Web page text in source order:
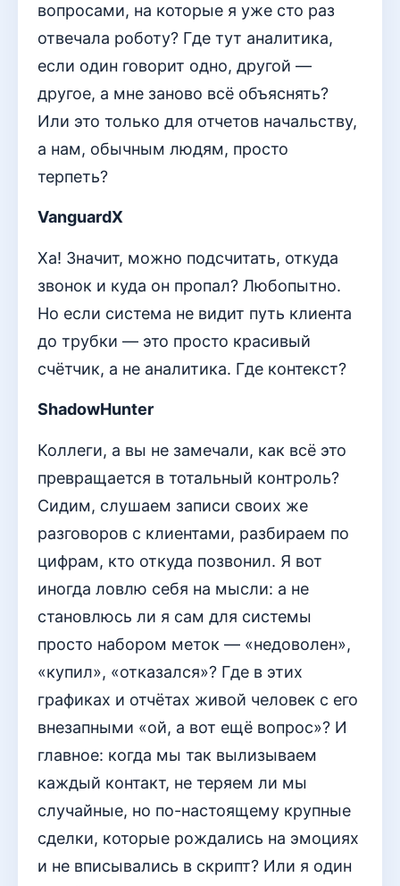
вопросами, на которые я уже сто раз
отвечала роботу? Где тут аналитика,
если один говорит одно, другой —
другое, а мне заново всё объяснять?
Или это только для отчетов начальству,
а нам, обычным людям, просто
терпеть?
VanguardX
Ха! Значит, можно подсчитать, откуда
звонок и куда он пропал? Любопытно.
Но если система не видит путь клиента
до трубки — это просто красивый
счётчик, а не аналитика. Где контекст?
ShadowHunter
Коллеги, а вы не замечали, как всё это
превращается в тотальный контроль?
Сидим, слушаем записи своих же
разговоров с клиентами, разбираем по
цифрам, кто откуда позвонил. Я вот
иногда ловлю себя на мысли: а не
становлюсь ли я сам для системы
просто набором меток — «недоволен»,
«купил», «отказался»? Где в этих
графиках и отчётах живой человек с его
внезапными «ой, а вот ещё вопрос»? И
главное: когда мы так вылизываем
каждый контакт, не теряем ли мы
случайные, но по-настоящему крупные
сделки, которые рождались на эмоциях
и не вписывались в скрипт? Или я один